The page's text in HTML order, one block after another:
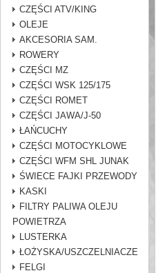
CZĘŚCI ATV/KING
OLEJE
AKCESORIA SAM.
ROWERY
CZĘŚCI MZ
CZĘŚCI WSK 125/175
CZĘŚCI ROMET
CZĘŚCI JAWA/J-50
ŁAŃCUCHY
CZĘŚCI MOTOCYKLOWE
CZĘŚCI WFM SHL JUNAK
ŚWIECE FAJKI PRZEWODY
KASKI
FILTRY PALIWA OLEJU
POWIETRZA
LUSTERKA
ŁOŻYSKA/USZCZELNIACZE
FELGI